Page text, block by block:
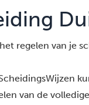
regelen van je
van de